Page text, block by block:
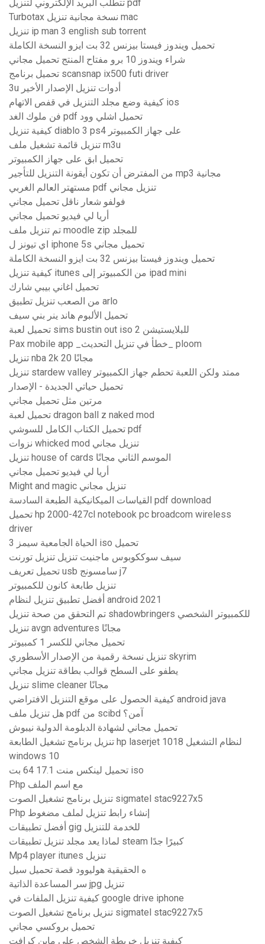
تتطلب البريد الإلكتروني لتنزيل pdf
Turbotax نسخة مجانية تنزيل mac
تنزيل ip man 3 english sub torrent
تحميل ويندوز فيستا بيزنس 32 بت ايزو النسخة الكاملة
شراء ويندوز 10 برو مفتاح المنتج تحميل مجاني
تحميل برنامج scansnap ix500 futi driver
3u أدوات تنزيل الإصدار الأخير
كيفية وضع مجلد التنزيل في قفص الاتهام ios
فن ملوك الغد pdf تحميل اشلي وود
كيفية تنزيل diablo 3 ps4 على جهاز الكمبيوتر
تنزيل قائمة تشغيل ملف m3u
تحميل ابق على جهاز الكمبيوتر
من المفترض أن تكون أيقونة التنزيل للتأجير mp3 مجانية
مستهتر العالم الغربي pdf تنزيل مجاني
فولفو شعار ناقل تحميل مجاني
أريا لي فيديو تحميل مجاني
تم تنزيل ملف moodle zip للمجلد
اي تيونز ل iphone 5s تحميل مجاني
تحميل ويندوز فيستا بيزنس 32 بت ايزو النسخة الكاملة
كيفية تنزيل itunes من الكمبيوتر إلى ipad mini
تحميل اغاني بيبي شارك
من الصعب تنزيل تطبيق arlo
تحميل الألبوم هاند ينر بني سيف
تحميل لعبة sims bustin out iso للبلايستيشن 2
Pax mobile app _خطأ في تنزيل التحديث_ ploom
تنزيل nba 2k 20 مجانًا
تنزيل stardew valley ممتد ولكن اللعبة تحطم جهاز الكمبيوتر
تحميل حياتي الجديدة - الإصدار
مرتين مثل تحميل مجاني
تحميل لعبة dragon ball z naked mod
تحميل الكتاب الكامل للسوشي pdf
نزوات whicked mod تنزيل مجاني
تنزيل house of cards الموسم الثاني مجانًا
أريا لي فيديو تحميل مجاني
Might and magic تنزيل مجاني
القياسات الميكانيكية الطبعة السادسة pdf download
تحميل hp 2000-427cl notebook pc broadcom wireless
driver
الحياة الجامعية سيمز 3 iso تحميل
سيف سوككوبوس ماجنيت تنزيل تنزيل تورنت
تحميل تعريف usb سامسونج j7
تنزيل طابعة كانون للكمبيوتر
أفضل تطبيق تنزيل لنظام android 2021
تم التحقق من صحة تنزيل shadowbringers للكمبيوتر الشخصي
تنزيل avgn adventures مجانًا
تحميل مجاني للكسر 1 كمبيوتر
تنزيل نسخة رقمية من الإصدار الأسطوري skyrim
يطفو على السطح قوالب بطاقة تنزيل مجاني
تنزيل slime cleaner مجانًا
كيفية الحصول على موقع التنزيل الافتراضي android java
هل تنزيل ملف pdf من scibd آمن؟
تحميل مجاني لشهادة الدبلومة الدولية نيبوش
تنزيل برنامج تشغيل الطابعة hp laserjet 1018 لنظام التشغيل
windows 10
تحميل لينكس منت 17.1 64 بت iso
Php مع اسم الملف
تنزيل برنامج تشغيل الصوت sigmatel stac9227x5
Php إنشاء رابط تنزيل لملف مضغوط
أفضل تطبيقات gig للخدمة للتنزيل
لماذا يعد مجلد تنزيل تطبيقات steam كبيرًا جدًا
Mp4 player itunes تنزيل
ه الحقيقية هوليوود قصة تحميل سيل
سر المساعدة الذاتية jpg تنزيل
كيفية تنزيل الملفات في google drive iphone
تنزيل برنامج تشغيل الصوت sigmatel stac9227x5
تحميل بروكسي مجاني
كيفية تنزيل خريطة الشخص على ماين كرافت